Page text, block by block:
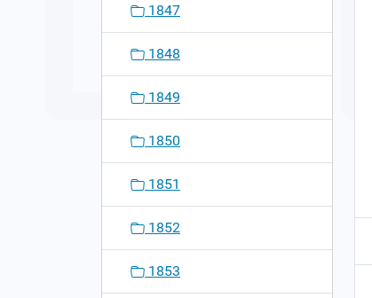
1847
1848
1849
1850
1851
1852
1853